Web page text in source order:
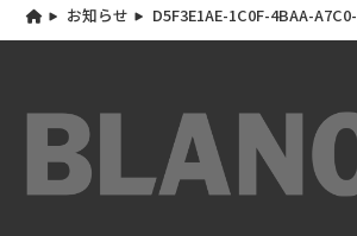
お知らせ
D5F3E1AE-1C0F-4BAA-A7C0-
E898A2979020